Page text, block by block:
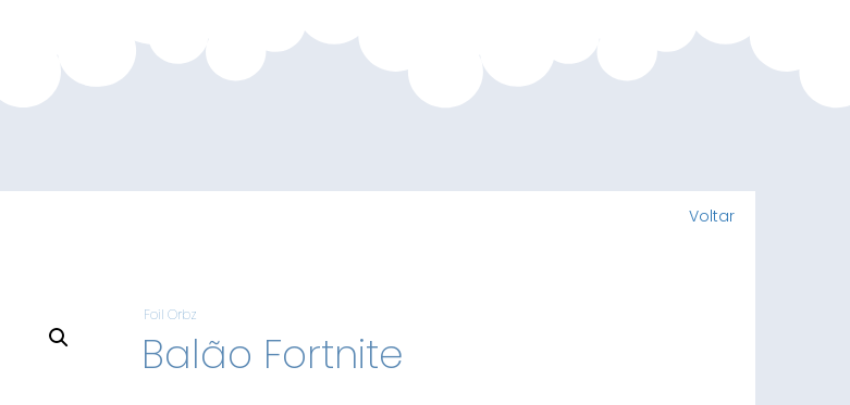
Voltar
Foil Orbz
Balão Fortnite